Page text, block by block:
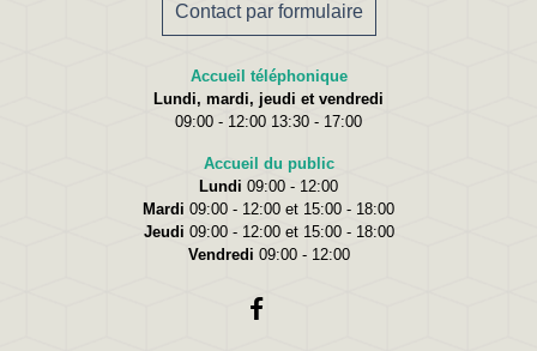
Contact par formulaire
Accueil téléphonique
Lundi, mardi, jeudi et vendredi
09:00 - 12:00 13:30 - 17:00
Accueil du public
Lundi 09:00 - 12:00
Mardi 09:00 - 12:00 et 15:00 - 18:00
Jeudi 09:00 - 12:00 et 15:00 - 18:00
Vendredi 09:00 - 12:00